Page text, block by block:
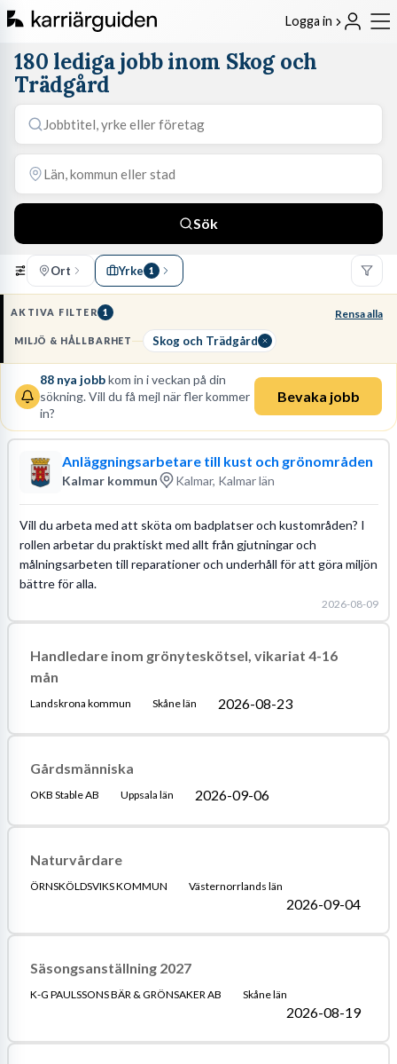
Logga in
180 lediga jobb inom Skog och
Trädgård
Sök
Ort Yrke 1
AKTIVA FILTER 1 Rensa alla
MILJÖ & HÅLLBARHET Skog och Trädgård
88 nya jobbkom in i veckan på din
sökning. Vill du få mejl när fler kommer
in?
Bevaka jobb
Anläggningsarbetare till kust och grönområden
Kalmar kommun Kalmar, Kalmar län
Vill du arbeta med att sköta om badplatser och kustområden? I
rollen arbetar du praktiskt med allt från gjutningar och
målningsarbeten till reparationer och underhåll för att göra miljön
bättre för alla.
2026-08-09
Handledare inom grönyteskötsel, vikariat 4-16
mån
Landskrona kommun Skåne län 2026-08-23
Gårdsmänniska
OKB Stable AB Uppsala län 2026-09-06
Naturvårdare
ÖRNSKÖLDSVIKS KOMMUN Västernorrlands län
2026-09-04
Säsongsanställning 2027
K-G PAULSSONS BÄR & GRÖNSAKER AB Skåne län
2026-08-19